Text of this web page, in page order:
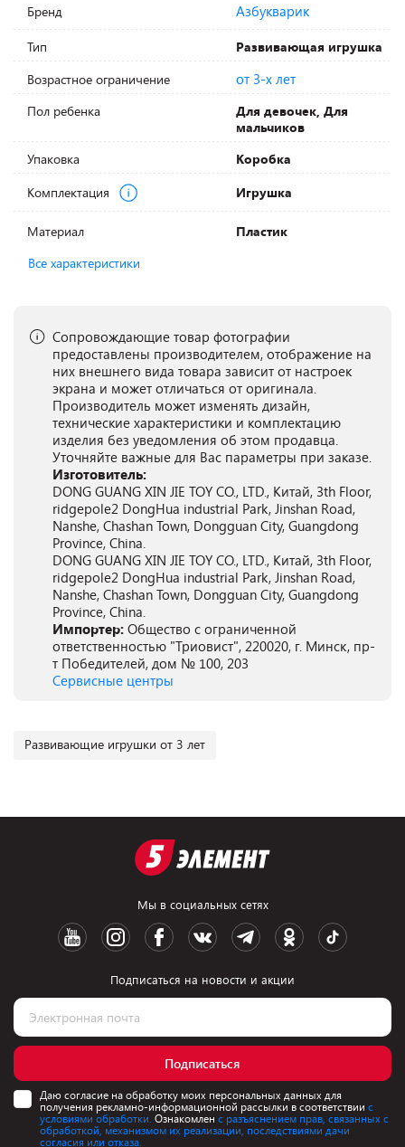
Бренд Азбукварик
Тип
Развивающая игрушка
Возрастное ограничение
от 3-х лет
Пол ребенка
Для девочек, Для
мальчиков
Упаковка
Коробка
Комплектация
Игрушка
Материал
Пластик
Все характеристики
Сопровождающие товар фотографии
предоставлены производителем, отображение на
них внешнего вида товара зависит от настроек
экрана и может отличаться от оригинала.
Производитель может изменять дизайн,
технические характеристики и комплектацию
изделия без уведомления об этом продавца.
Уточняйте важные для Вас параметры при заказе.
Изготовитель:
DONG GUANG XIN JIE TOY CO., LTD., Китай, 3th Floor,
ridgepole2 DongHua industrial Park, Jinshan Road,
Nanshe, Chashan Town, Dongguan City, Guangdong
Province, China.
DONG GUANG XIN JIE TOY CO., LTD., Китай, 3th Floor,
ridgepole2 DongHua industrial Park, Jinshan Road,
Nanshe, Chashan Town, Dongguan City, Guangdong
Province, China.
Импортер: Общество с ограниченной
ответственностью "Триовист", 220020, г. Минск, пр-
т Победителей, дом № 100, 203
Сервисные центры
Развивающие игрушки от 3 лет
Мы в социальных сетях
Подписаться на новости и акции
Подписаться
Даю согласие на обработку моих персональных данных для
получения рекламно-информационной рассылки в соответствии с
условиями обработки. Ознакомлен с разъяснением прав, связанных с
обработкой, механизмом их реализации, последствиями дачи
согласия или отказа.